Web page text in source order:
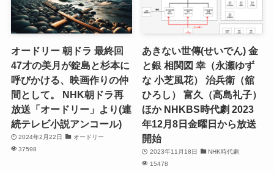
オードリー 朝ドラ 最終回
47才の美月が錠島と杉本に
呼びかける、映画作りの仲
間として。 NHK朝ドラ再
放送「オードリー」より(連
続テレビ小説アンコール)
2024年2月22日
オードリー
37598
あきない世傳(せいでん) 金
と銀 相関図 幸（永瀬ゆず
な 小芝風花） 治兵衛（舘
ひろし） 富久（高島礼子）
ほか NHKBS時代劇 2023
年12月8日金曜日から放送
開始
2023年11月18日
NHK時代劇
15478